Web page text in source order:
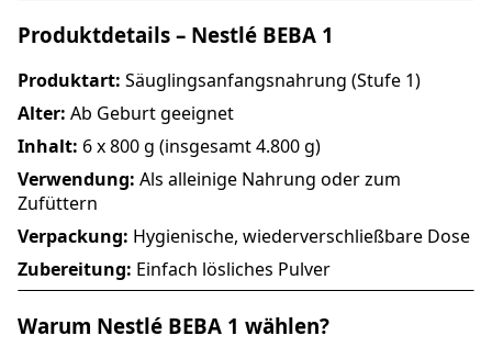
Produktdetails – Nestlé BEBA 1
Produktart: Säuglingsanfangsnahrung (Stufe 1)
Alter: Ab Geburt geeignet
Inhalt: 6 x 800 g (insgesamt 4.800 g)
Verwendung: Als alleinige Nahrung oder zum
Zufüttern
Verpackung: Hygienische, wiederverschließbare Dose
Zubereitung: Einfach lösliches Pulver
Warum Nestlé BEBA 1 wählen?